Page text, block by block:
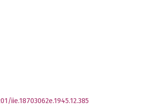
iie.18703062e.1945.12.385